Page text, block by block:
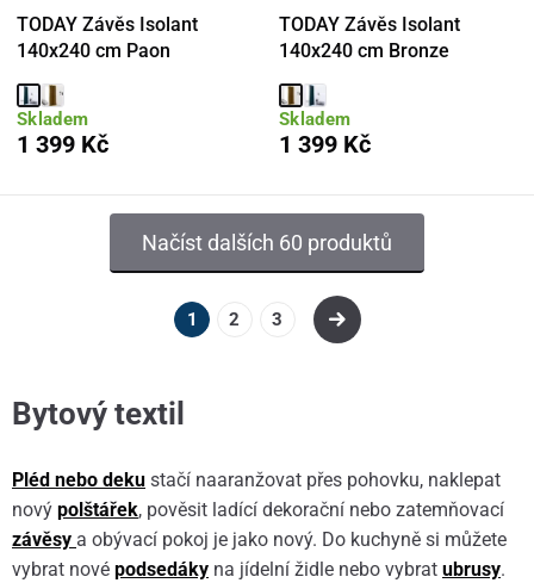
TODAY Závěs Isolant
140x240 cm Paon
Skladem
1 399 Kč
TODAY Závěs Isolant
140x240 cm Bronze
Skladem
1 399 Kč
Načíst dalších 60 produktů
1 2 3
Bytový textil
Pléd nebo deku stačí naaranžovat přes pohovku, naklepat
nový polštářek, pověsit ladící dekorační nebo zatemňovací
závěsy a obývací pokoj je jako nový. Do kuchyně si můžete
vybrat nové podsedáky na jídelní židle nebo vybrat ubrusy.